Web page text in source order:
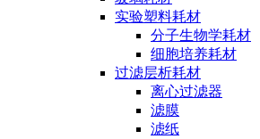
实验塑料耗材
分子生物学耗材
细胞培养耗材
过滤层析耗材
离心过滤器
滤膜
滤纸